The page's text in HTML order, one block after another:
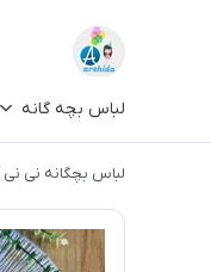
لباس بچه گانه
لباس بچگانه نی نی